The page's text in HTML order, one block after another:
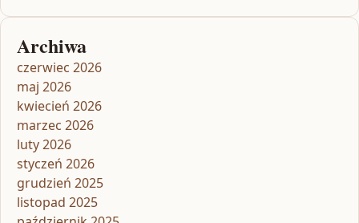
Archiwa
czerwiec 2026
maj 2026
kwiecień 2026
marzec 2026
luty 2026
styczeń 2026
grudzień 2025
listopad 2025